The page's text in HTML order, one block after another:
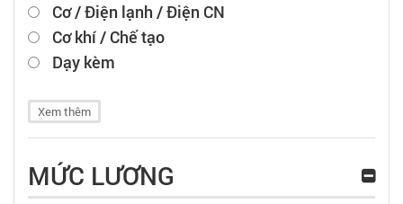
Cơ / Điện lạnh / Điện CN
Cơ khí / Chế tạo
Dạy kèm
Xem thêm
MỨC LƯƠNG